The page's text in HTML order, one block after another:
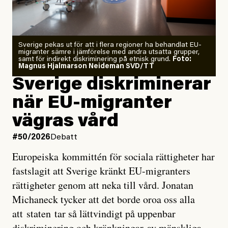
starkaste som uppmätts
Zeke Hausfather är chockad igen efter att ha
analyserat hur de olika klimatmodellerna bedömer
läget för hur den begynnande El Niño-händelsen ska
utveckla sig. El Niño är ett återkommande
väderfenomen som uppstår när havsvattnet i delar av
Stilla havet blir ovanligt varmt. Det påverkar vädret
över stora delar av världen och under
forskare allt oftare varnat för att den här El Niñon
Det verkar vara en underdrift, menar nu Zeke
Hausfather.
”Det ser ut som att årets El Niño inte bara med stor
Sverige pekas ut för att i flera regioner ha behandlat EU-
migranter sämre i jämförelse med andra utsatta grupper,
samt för indirekt diskriminering på etnisk grund. Foto:
Magnus Hjalmarson Neideman SVD/TT
Sverige diskriminerar
när EU-migranter
vägras vård
#50/2026 Debatt
Europeiska kommittén för sociala rättigheter har
fastslagit att Sverige kränkt EU-migranters
rättigheter genom att neka till vård. Jonatan
Michaneck tycker att det borde oroa oss alla
att staten tar så lättvindigt på uppenbar